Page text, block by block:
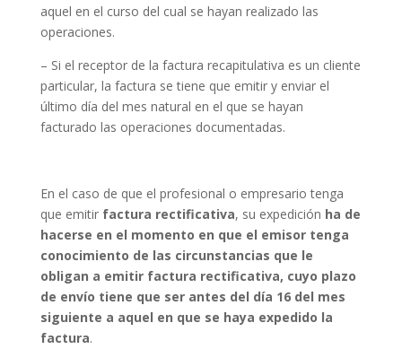
aquel en el curso del cual se hayan realizado las
operaciones.
– Si el receptor de la factura recapitulativa es un cliente
particular, la factura se tiene que emitir y enviar el
último día del mes natural en el que se hayan
facturado las operaciones documentadas.
En el caso de que el profesional o empresario tenga
que emitir factura rectificativa, su expedición ha de
hacerse en el momento en que el emisor tenga
conocimiento de las circunstancias que le
obligan a emitir factura rectificativa, cuyo plazo
de envío tiene que ser antes del día 16 del mes
siguiente a aquel en que se haya expedido la
factura.